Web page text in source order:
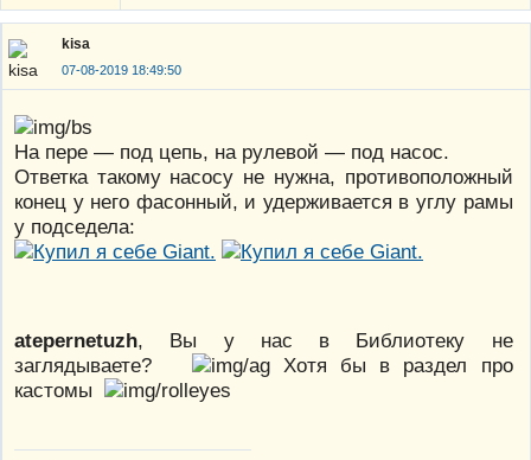
kisa
07-08-2019 18:49:50
На пере — под цепь, на рулевой — под насос.
Ответка такому насосу не нужна, противоположный
конец у него фасонный, и удерживается в углу рамы
у подседела:
atepernetuzh, Вы у нас в Библиотеку не
заглядываете?
Хотя бы в раздел про
кастомы